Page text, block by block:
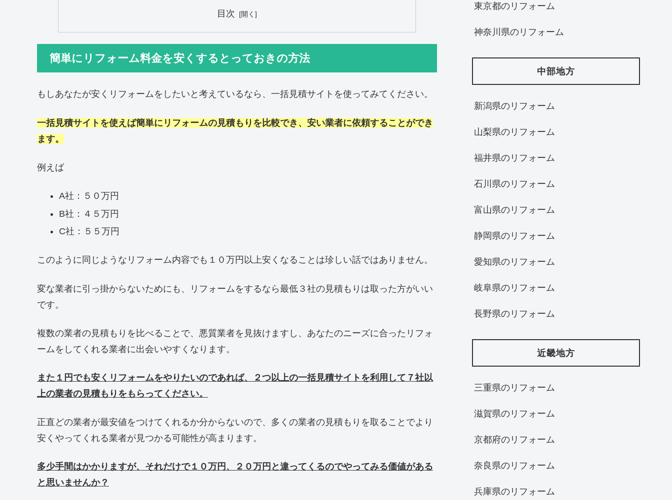
目次
簡単にリフォーム料金を安くするとっておきの方法
もしあなたが安くリフォームをしたいと考えているなら、一括見積サイトを使ってみてください。
一括見積サイトを使えば簡単にリフォームの見積もりを比較でき、安い業者に依頼することができ
ます。
例えば
A社：５０万円
B社：４５万円
C社：５５万円
このように同じようなリフォーム内容でも１０万円以上安くなることは珍しい話ではありません。
変な業者に引っ掛からないためにも、リフォームをするなら最低３社の見積もりは取った方がいい
です。
複数の業者の見積もりを比べることで、悪質業者を見抜けますし、あなたのニーズに合ったリフォ
ームをしてくれる業者に出会いやすくなります。
また１円でも安くリフォームをやりたいのであれば、２つ以上の一括見積サイトを利用して７社以
上の業者の見積もりをもらってください。
正直どの業者が最安値をつけてくれるか分からないので、多くの業者の見積もりを取ることでより
安くやってくれる業者が見つかる可能性が高まります。
多少手間はかかりますが、それだけで１０万円、２０万円と違ってくるのでやってみる価値がある
と思いませんか？
東京都のリフォーム
神奈川県のリフォーム
中部地方
新潟県のリフォーム
山梨県のリフォーム
福井県のリフォーム
石川県のリフォーム
富山県のリフォーム
静岡県のリフォーム
愛知県のリフォーム
岐阜県のリフォーム
長野県のリフォーム
近畿地方
三重県のリフォーム
滋賀県のリフォーム
京都府のリフォーム
奈良県のリフォーム
兵庫県のリフォーム